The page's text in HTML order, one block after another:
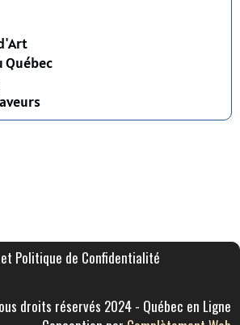
Québec
Politique de Confidentialité
droits réservés 2024 - Québec en Ligne